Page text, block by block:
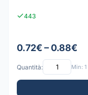
443
0.72€ – 0.88€
Quantità: Min: 1